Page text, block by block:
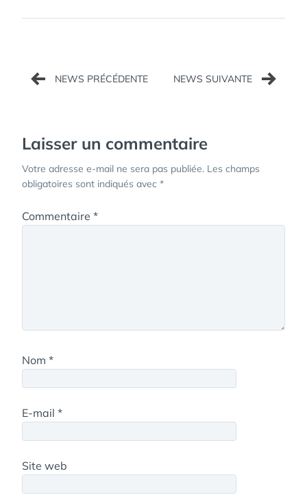
Navigation
de
Laisser un commentaire
Votre adresse e-mail ne sera pas publiée. Les champs
obligatoires sont indiqués avec *
Commentaire *
Nom *
E-mail *
Site web